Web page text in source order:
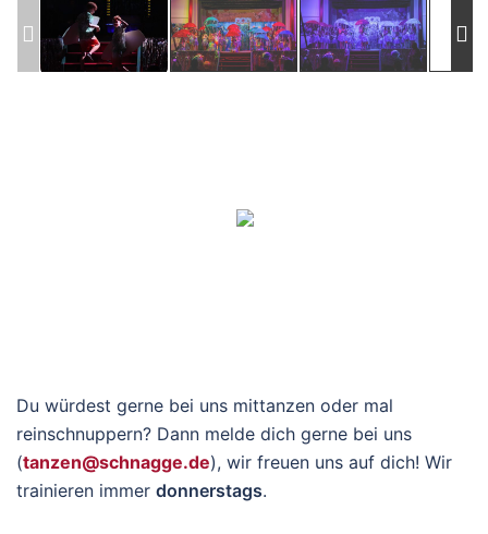
Du würdest gerne bei uns mittanzen oder mal
reinschnuppern? Dann melde dich gerne bei uns
(tanzen@schnagge.de), wir freuen uns auf dich! Wir
trainieren immer donnerstags.